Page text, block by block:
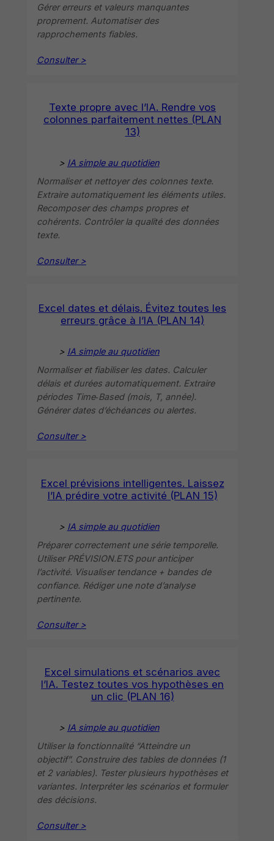
Gérer erreurs et valeurs manquantes
proprement. Automatiser des
rapprochements fiables.
Consulter >
Texte propre avec l’IA. Rendre vos
colonnes parfaitement nettes (PLAN
13)
> IA simple au quotidien
Normaliser et nettoyer des colonnes texte.
Extraire automatiquement les éléments utiles.
Recomposer des champs propres et
cohérents. Contrôler la qualité des données
texte.
Consulter >
Excel dates et délais. Évitez toutes les
erreurs grâce à l’IA (PLAN 14)
> IA simple au quotidien
Normaliser et fiabiliser les dates. Calculer
délais et durées automatiquement. Extraire
périodes Time‑Based (mois, T, année).
Générer dates d’échéances ou alertes.
Consulter >
Excel prévisions intelligentes. Laissez
l’IA prédire votre activité (PLAN 15)
> IA simple au quotidien
Préparer correctement une série temporelle.
Utiliser PRÉVISION.ETS pour anticiper
l’activité. Visualiser tendance + bandes de
confiance. Rédiger une note d’analyse
pertinente.
Consulter >
Excel simulations et scénarios avec
l’IA. Testez toutes vos hypothèses en
un clic (PLAN 16)
> IA simple au quotidien
Utiliser la fonctionnalité “Atteindre un
objectif”. Construire des tables de données (1
et 2 variables). Tester plusieurs hypothèses et
variantes. Interpréter les scénarios et formuler
des décisions.
Consulter >